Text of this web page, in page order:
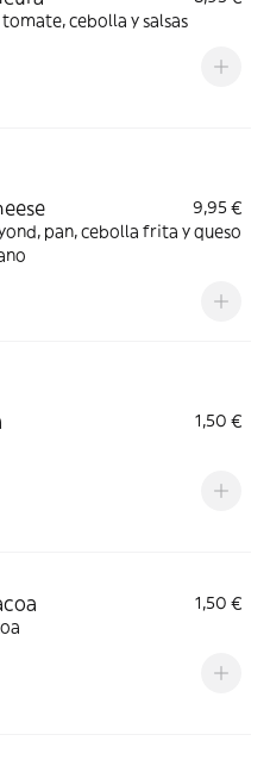
cebolla y salsas
9,95 €
pan, cebolla frita y queso
1,50 €
1,50 €